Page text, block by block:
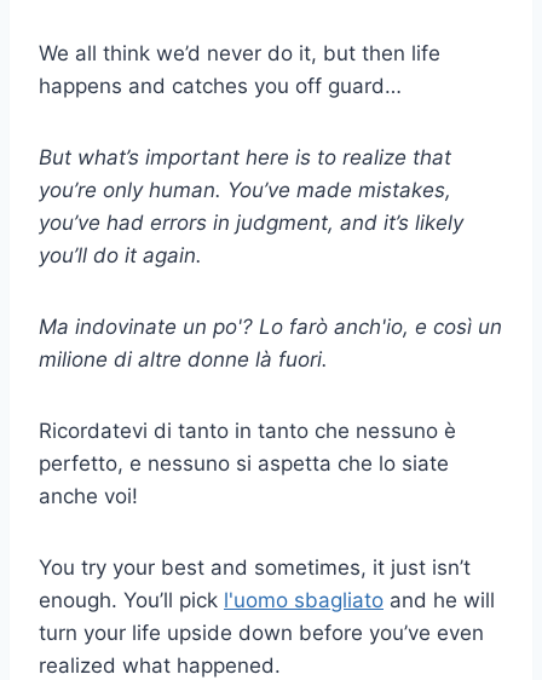
We all think we’d never do it, but then life
happens and catches you off guard…
But what’s important here is to realize that
you’re only human. You’ve made mistakes,
you’ve had errors in judgment, and it’s likely
you’ll do it again.
Ma indovinate un po'? Lo farò anch'io, e così un
milione di altre donne là fuori.
Ricordatevi di tanto in tanto che nessuno è
perfetto, e nessuno si aspetta che lo siate
anche voi!
You try your best and sometimes, it just isn’t
enough. You’ll pick l'uomo sbagliato and he will
turn your life upside down before you’ve even
realized what happened.